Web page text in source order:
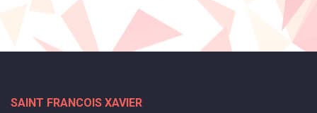
SAINT FRANCOIS XAVIER